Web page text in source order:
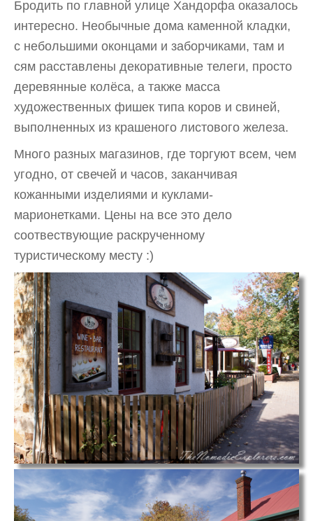
Бродить по главной улице Хандорфа оказалось
интересно. Необычные дома каменной кладки,
с небольшими оконцами и заборчиками, там и
сям расставлены декоративные телеги, просто
деревянные колёса, а также масса
художественных фишек типа коров и свиней,
выполненных из крашеного листового железа.
Много разных магазинов, где торгуют всем, чем
угодно, от свечей и часов, заканчивая
кожанными изделиями и куклами-
марионетками. Цены на все это дело
соотвествующие раскрученному
туристическому месту :)